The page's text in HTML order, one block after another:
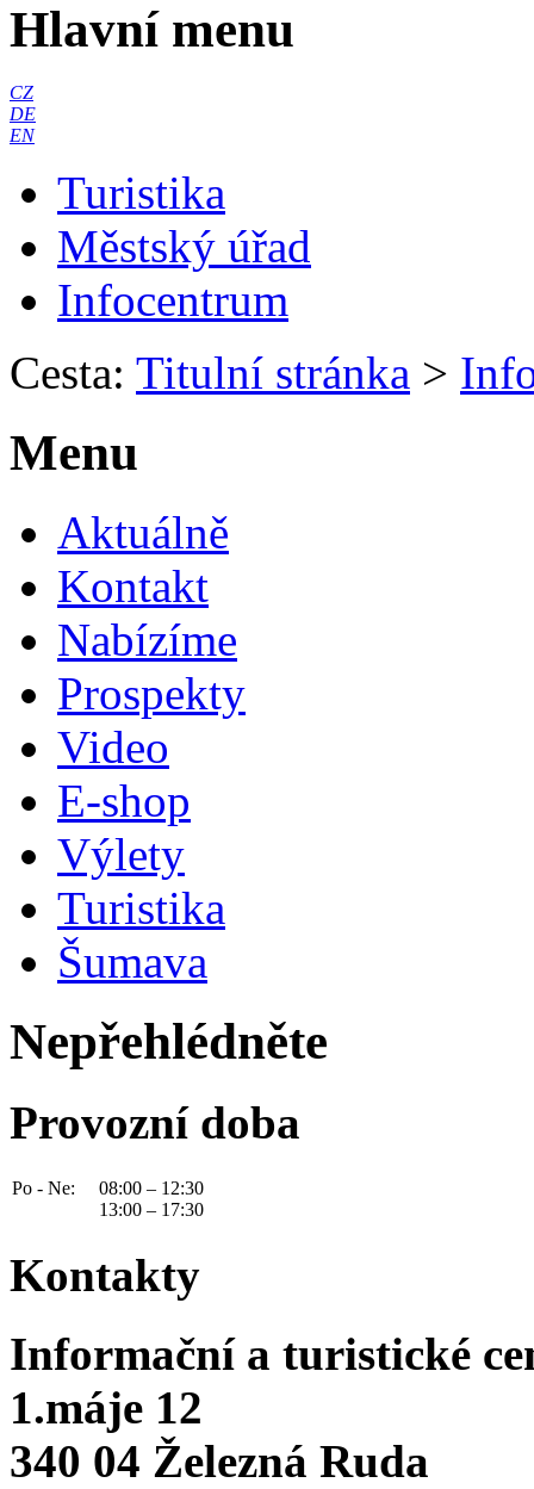
Hlavní menu
CZ
DE
EN
Turistika
Městský úřad
Infocentrum
Cesta: Titulní stránka >
Menu
Aktuálně
Kontakt
Nabízíme
Prospekty
Video
E-shop
Výlety
Turistika
Šumava
Nepřehlédněte
Provozní doba
Po - Ne:
08:00 – 12:30
13:00 – 17:30
Kontakty
Informační a turistické
1.máje 12
340 04 Železná Ruda